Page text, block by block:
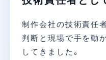
制作会社の技術責任
判断と現場で手を動
してきました。